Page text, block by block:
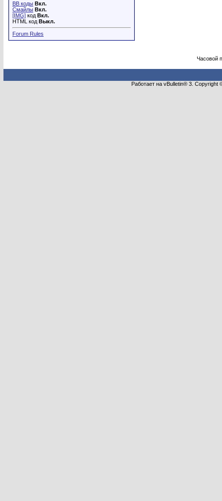
BB коды Вкл.
Смайлы Вкл.
[IMG] код Вкл.
HTML код Выкл.
Forum Rules
Часовой
Работает на vBulletin® 3.